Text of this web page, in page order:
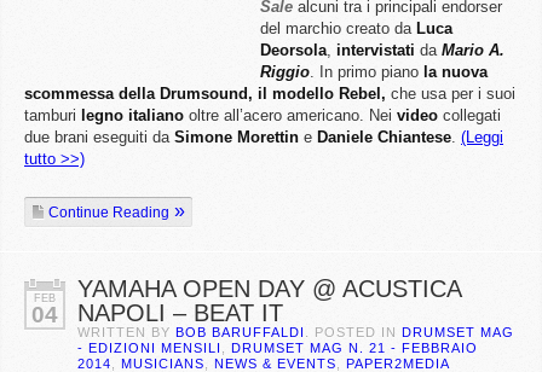
Sale alcuni tra i principali endorser
del marchio creato da Luca
Deorsola, intervistati da Mario A.
Riggio. In primo piano la nuova
scommessa della Drumsound, il modello Rebel, che usa per i suoi
tamburi legno italiano oltre all’acero americano. Nei video collegati
due brani eseguiti da Simone Morettin e Daniele Chiantese. (Leggi
tutto >>)
Continue Reading
FEB
04
YAMAHA OPEN DAY @ ACUSTICA
NAPOLI – BEAT IT
WRITTEN BY BOB BARUFFALDI . POSTED IN DRUMSET MAG
- EDIZIONI MENSILI
DRUMSET MAG N. 21 - FEBBRAIO
2014
MUSICIANS NEWS & EVENTS PAPER2MEDIA